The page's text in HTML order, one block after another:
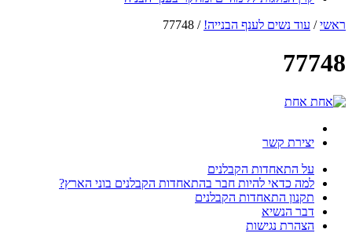
ראשי/ עוד נשים לענף הבנייה! /
77748
77748
יצירת קשר
על התאחדות הקבלנים
למה כדאי להיות חבר בהתאחדות הקבלנים בוני הארץ?
תקנון התאחדות הקבלנים
דבר הנשיא
הצהרת נגישות